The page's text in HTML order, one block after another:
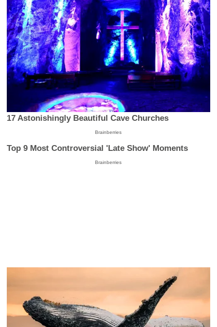
17 Astonishingly Beautiful Cave Churches
Brainberries
Top 9 Most Controversial 'Late Show' Moments
Brainberries